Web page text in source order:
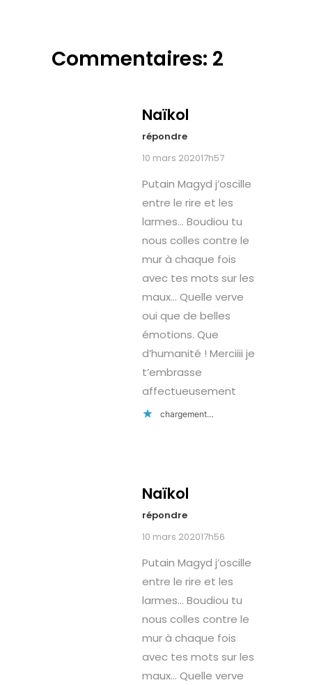
Commentaires: 2
Naïkol
répondre
10 mars 202017h57
Putain Magyd j’oscille
entre le rire et les
larmes… Boudiou tu
nous colles contre le
mur à chaque fois
avec tes mots sur les
maux… Quelle verve
oui que de belles
émotions. Que
d’humanité ! Merciiii je
t’embrasse
affectueusement
chargement…
Naïkol
répondre
10 mars 202017h56
Putain Magyd j’oscille
entre le rire et les
larmes… Boudiou tu
nous colles contre le
mur à chaque fois
avec tes mots sur les
maux… Quelle verve